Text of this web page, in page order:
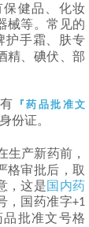
保健品、化妆
械等。常见的
护手霜、肤专
精、碘伏、部
『药品批准文
份证。
生产新药前，
格审批后，取
，这是国内药
，国药准字+1
批准文号格